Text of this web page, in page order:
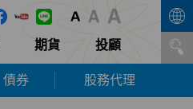
期貨 投顧
債券 股務代理